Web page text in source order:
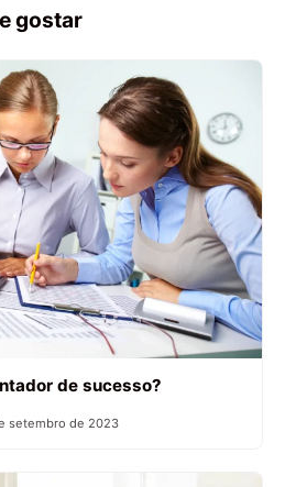
gostar
de sucesso?
setembro de 2023